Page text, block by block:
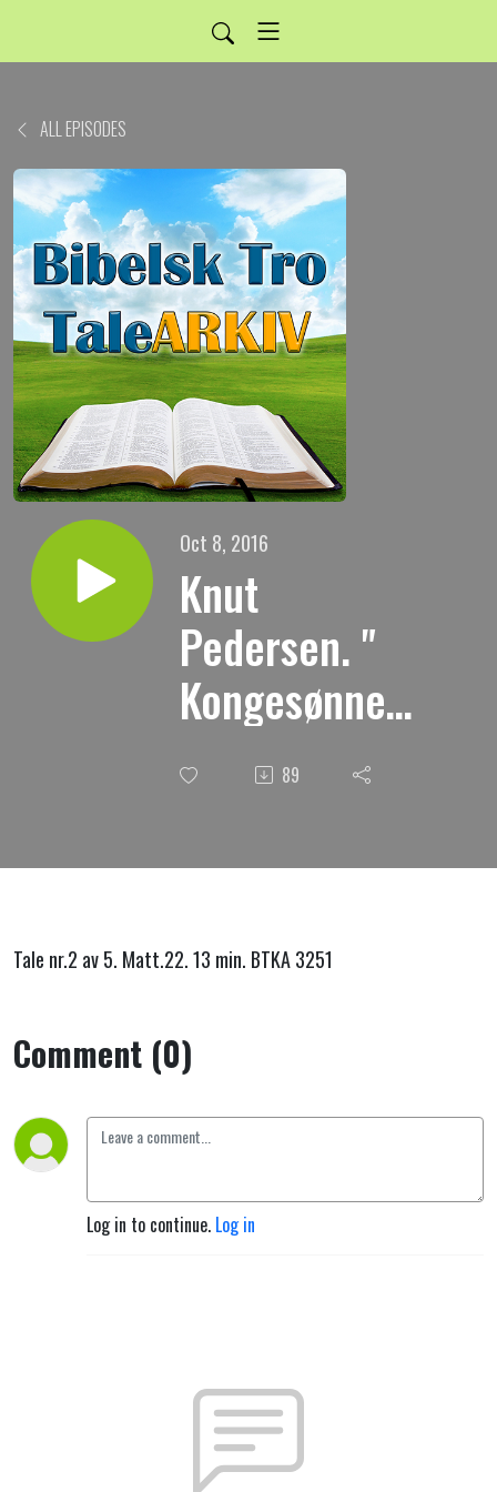
ALL EPISODES
Oct 8, 2016
Knut
Pedersen. "
Kongesønnens
bryllup " Nr. 2
89
Tale nr.2 av 5. Matt.22. 13 min. BTKA 3251
Comment (0)
Log in to continue. Log in